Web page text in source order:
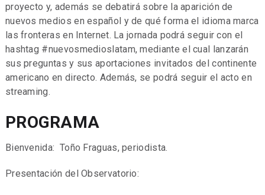
proyecto y, además se debatirá sobre la aparición de
nuevos medios en español y de qué forma el idioma marca
las fronteras en Internet. La jornada podrá seguir con el
hashtag #nuevosmedioslatam, mediante el cual lanzarán
sus preguntas y sus aportaciones invitados del continente
americano en directo. Además, se podrá seguir el acto en
streaming.
PROGRAMA
Bienvenida: Toño Fraguas, periodista.
Presentación del Observatorio: